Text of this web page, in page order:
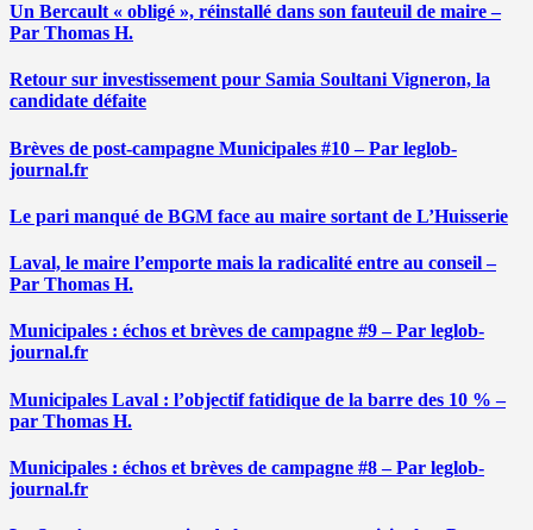
Un Bercault « obligé », réinstallé dans son fauteuil de maire –
Par Thomas H.
Retour sur investissement pour Samia Soultani Vigneron, la
candidate défaite
Brèves de post-campagne Municipales #10 – Par leglob-
journal.fr
Le pari manqué de BGM face au maire sortant de L’Huisserie
Laval, le maire l’emporte mais la radicalité entre au conseil –
Par Thomas H.
Municipales : échos et brèves de campagne #9 – Par leglob-
journal.fr
Municipales Laval : l’objectif fatidique de la barre des 10 % –
par Thomas H.
Municipales : échos et brèves de campagne #8 – Par leglob-
journal.fr